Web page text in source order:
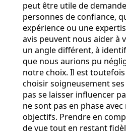
peut être utile de
personnes de confiance,
expérience ou une
avis peuvent nous aider à
un angle différent, à
que nous aurions pu
notre choix. Il est
choisir soigneusement
pas se laisser influencer
ne sont pas en phase
objectifs. Prendre en
de vue tout en restant